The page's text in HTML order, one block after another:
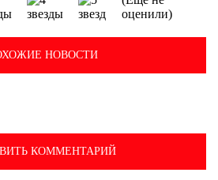
оценили)
НОВОСТИ
КОММЕНТАРИЙ